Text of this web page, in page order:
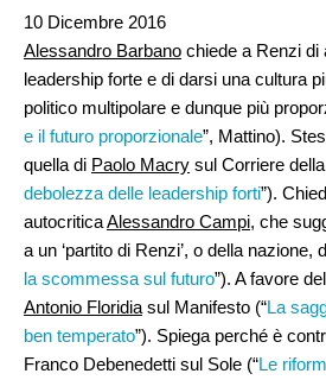
10 Dicembre 2016
Alessandro Barbano chiede a Renzi di
leadership forte e di darsi una cultura
politico multipolare e dunque più
e il futuro proporzionale”, Mattino).
quella di Paolo Macry sul Corriere
debolezza delle leadership forti”).
autocriticaAlessandro Campi, che
a un ‘partito di Renzi’, o della nazione,
la scommessa sul futuro”). A favore
Antonio Floridia sul Manifesto (“La
ben temperato”). Spiega perché è
Franco Debenedetti sul Sole (“Le